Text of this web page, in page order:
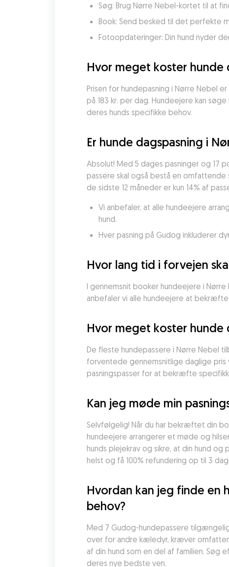
Søg: Brug Nørre Nebel-kortet til at
Book: Send besked til det perfekte
Fotoopdateringer: Din hund nyder
Hvor meget koster hunde
Prisen for hundepasning i Nørre Nebel
på 183 kr. per dag. Hundeejere kan
deres hunds specifikke behov.
Er hunde dagspasning i
Absolut! Med 5 dages pasninger og 17
passere skal også bestå en
de sidste 12 måneder er kun 14% af
Vi anbefaler, at alle hundeejere
hund.
Hver pasning på Gudog inkluderer
Hvor lang tid i forvejen
I gennemsnit booker hundeejere i
anbefaler vi alle hundeejere at
Hvor meget koster hunde
De fleste hundepassere i Nørre Nebel
forventede gennemsnitlige daglige
pasningspasser for at bekræfte
Kan jeg møde min
Selvfølgelig! Når du har bekræftet din
hundeejere arrangerer et møde og
hunds plejekrav og sikre, at din hund og
helst og få 100% refundering op til 3
Hvordan kan jeg finde en
behov?
Med 7 Gudog-hundepassere
over for andre kæledyr, kræver
af din hund som en del af familien. Søg
deres nye bedste ven.